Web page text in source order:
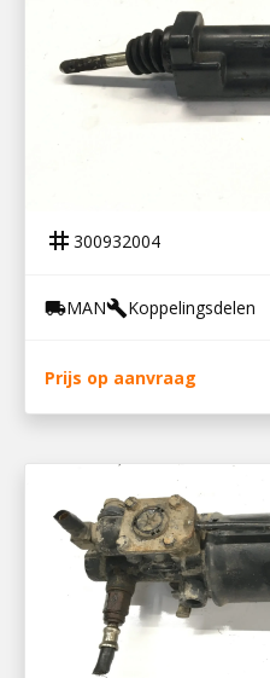
tag 300932004
local_shippingMANbuildKoppelingsdelen
Prijs op aanvraag